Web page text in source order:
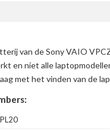
van de Sony VAIO
en niet alle
met het vinden van de